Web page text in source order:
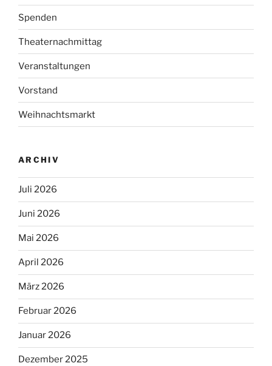
Spenden
Theaternachmittag
Veranstaltungen
Vorstand
Weihnachtsmarkt
ARCHIV
Juli 2026
Juni 2026
Mai 2026
April 2026
März 2026
Februar 2026
Januar 2026
Dezember 2025